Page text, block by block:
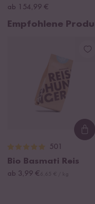
ab 154,99 €
Empfohlene
501
Bio Basmati Reis
ab 3,99 €